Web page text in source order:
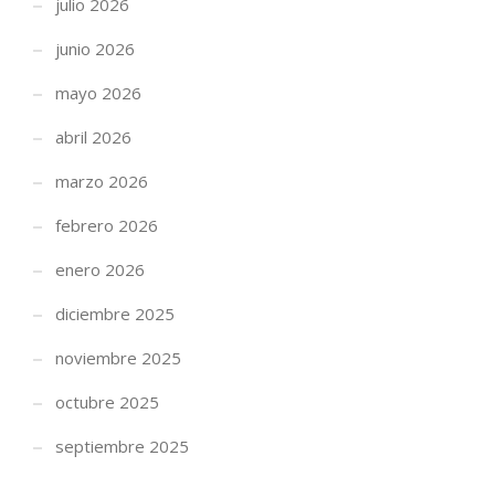
julio 2026
junio 2026
mayo 2026
abril 2026
marzo 2026
febrero 2026
enero 2026
diciembre 2025
noviembre 2025
octubre 2025
septiembre 2025